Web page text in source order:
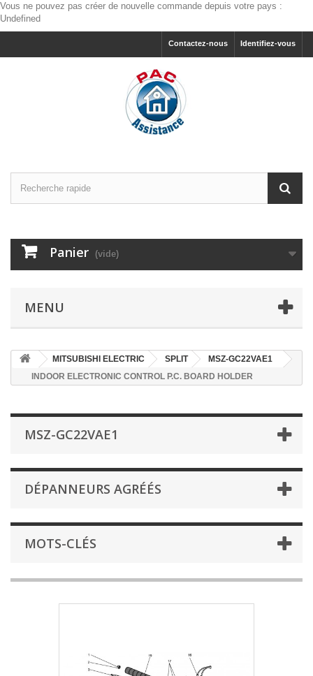
Vous ne pouvez pas créer de nouvelle commande depuis votre pays :
Undefined
Identifiez-vous
Contactez-nous
Panier (vide)
MENU
MITSUBISHI ELECTRIC SPLIT
MSZ-GC22VAE1
INDOOR ELECTRONIC CONTROL P.C. BOARD HOLDER
MSZ-GC22VAE1
DÉPANNEURS AGRÉÉS
MOTS-CLÉS